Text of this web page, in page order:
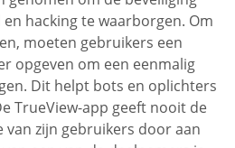
hacking te waarborgen. Om
moeten gebruikers een
opgeven om een eenmalig
Dit helpt bots en oplichters
TrueView-app geeft nooit de
zijn gebruikers door aan